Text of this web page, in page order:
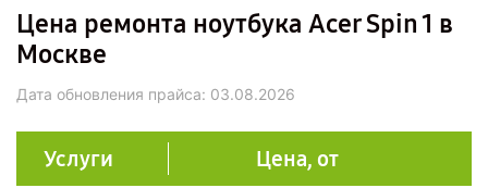
Цена ремонта ноутбука Acer Spin 1 в
Москве
Дата обновления прайса: 03.08.2026
Услуги Цена, от